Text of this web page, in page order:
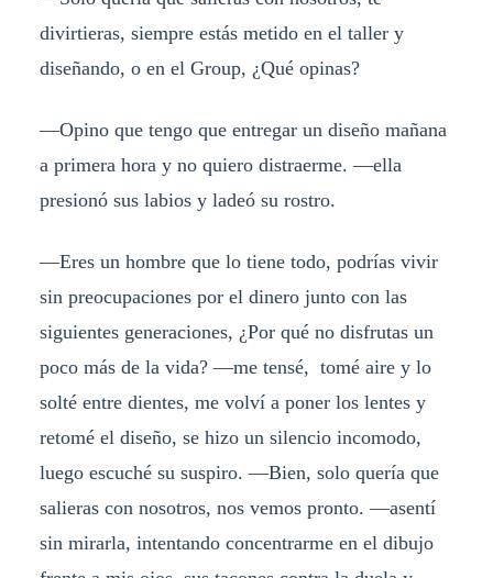
divirtieras, siempre estás metido en el taller y
diseñando, o en el Group, ¿Qué opinas?
—Opino que tengo que entregar un diseño mañana
a primera hora y no quiero distraerme. —ella
presionó sus labios y ladeó su rostro.
—Eres un hombre que lo tiene todo, podrías vivir
sin preocupaciones por el dinero junto con las
siguientes generaciones, ¿Por qué no disfrutas un
poco más de la vida? —me tensé, tomé aire y lo
solté entre dientes, me volví a poner los lentes y
retomé el diseño, se hizo un silencio incomodo,
luego escuché su suspiro. —Bien, solo quería que
salieras con nosotros, nos vemos pronto. —asentí
sin mirarla, intentando concentrarme en el dibujo